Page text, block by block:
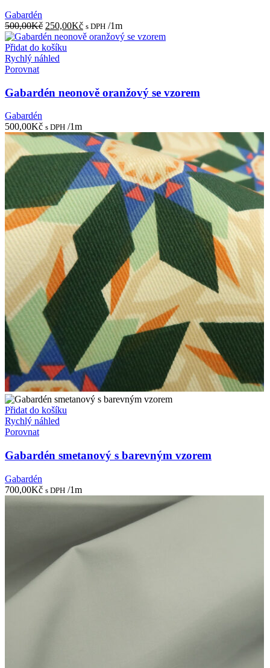
Gabardén
500,00Kč Původní
cena
byla:
500,00Kč.
250,00KčAktuální
cena
s DPH /1m
Přidat do košíku
Rychlý náhled
Porovnat
Gabardén neonově oranžový se vzorem
Gabardén
500,00Kč s DPH /1m
Přidat do košíku
Rychlý náhled
Porovnat
Gabardén smetanový s barevným vzorem
Gabardén
700,00Kč s DPH /1m